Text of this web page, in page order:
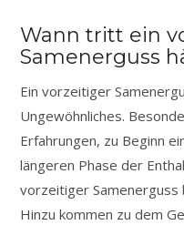
Wann tritt ein
Samenerguss
Ein vorzeitiger
Ungewöhnliches.
Erfahrungen, zu Beginn
längeren Phase der
vorzeitiger Samenerguss
Hinzu kommen zu dem